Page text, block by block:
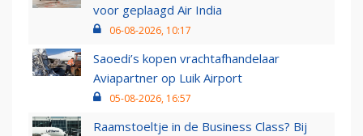
voor geplaagd Air India
06-08-2026, 10:17
Saoedi’s kopen vrachtafhandelaar
Aviapartner op Luik Airport
05-08-2026, 16:57
Raamstoeltje in de Business Class? Bij